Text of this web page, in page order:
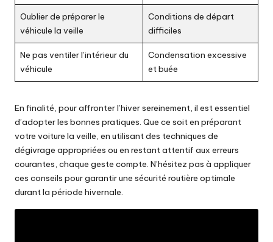
Oublier de préparer le
véhicule la veille
Conditions de départ
difficiles
Ne pas ventiler l’intérieur du
véhicule
Condensation excessive
et buée
En finalité, pour affronter l’hiver sereinement, il est essentiel
d’adopter les bonnes pratiques. Que ce soit en préparant
votre voiture la veille, en utilisant des techniques de
dégivrage appropriées ou en restant attentif aux erreurs
courantes, chaque geste compte. N’hésitez pas à appliquer
ces conseils pour garantir une sécurité routière optimale
durant la période hivernale.